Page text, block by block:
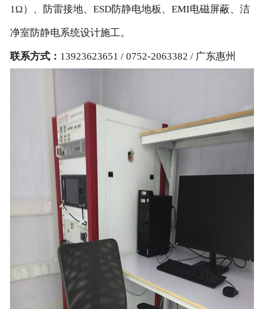
联络惠发
1Ω）、防雷接地、ESD防静电地板、EMI电磁屏蔽、洁
净室防静电系统设计施工。
联系方式： 13923623651 / 0752-2063382 / 广东惠州